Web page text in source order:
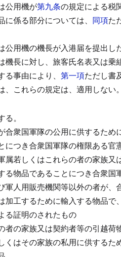
公用機が第九条の規定による税
係る部分については、 同項た
用機の機長が入港届を提出し
長に対し、旅客氏名表又は乗
事由により、 第一項ただし書
これらの規定は、適用しない。
。
衆国軍隊の公用に供するた
つき合衆国軍隊の権限ある官
若しくはこれらの者の家族
物品であることにつき合衆
人用販売機関等以外の者が
工するために輸入する物品
る証明のされたもの
の家族又は契約者等の引越荷
はその家族の私用に供する